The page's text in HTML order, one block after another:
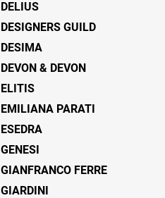
DELIUS
DESIGNERS GUILD
DESIMA
DEVON & DEVON
ELITIS
EMILIANA PARATI
ESEDRA
GENESI
GIANFRANCO FERRE
GIARDINI